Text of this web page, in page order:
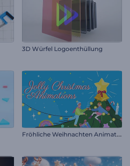
3D Würfel Logoenthüllung
F
röhliche Weihnachten Animationen